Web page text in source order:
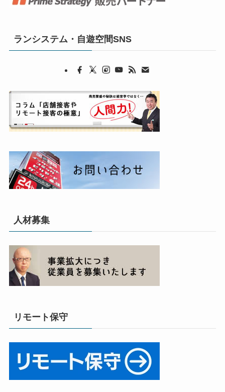
ランシステム・自遊空間SNS
人材募集
リモート保守